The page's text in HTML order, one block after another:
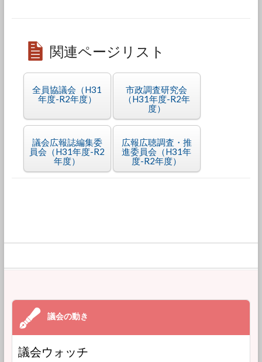
関連ページリスト
全員協議会（H31
年度-R2年度）
市政調査研究会
（H31年度-R2年
度）
議会広報誌編集委
員会（H31年度-R2
年度）
広報広聴調査・推
進委員会（H31年
度-R2年度）
議会ウォッチ